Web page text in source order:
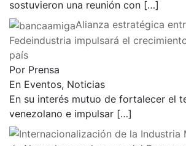
sostuvieron una reunión con […]
Alianza estratégica
Fedeindustria impulsará el
país
Por Prensa
En Eventos, Noticias
En su interés mutuo de fortalecer el
venezolano e impulsar […]